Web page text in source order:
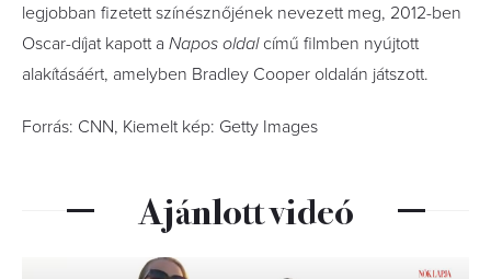
legjobban fizetett színésznőjének nevezett meg, 2012-ben
Oscar-díjat kapott a Napos oldalcímű filmben nyújtott
alakításáért, amelyben Bradley Cooper oldalán játszott.
Forrás: CNN, Kiemelt kép: Getty Images
Ajánlott videó